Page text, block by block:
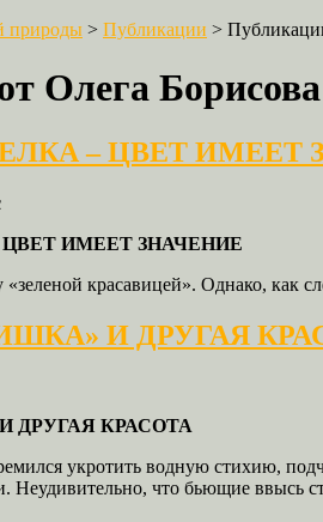
природы > Публикации >
Олега Борисова
– ЦВЕТ ИМЕЕТ
ИМЕЕТ ЗНАЧЕНИЕ
красавицей». Однако, как
И ДРУГАЯ
ДРУГАЯ КРАСОТА
укротить водную стихию,
Неудивительно, что бьющие ввысь